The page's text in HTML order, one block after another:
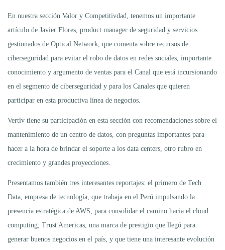
En nuestra sección Valor y Competitivdad, tenemos un importante
artículo de Javier Flores, product manager de seguridad y servicios
gestionados de Optical Network, que comenta sobre recursos de
ciberseguridad para evitar el robo de datos en redes sociales, importante
conocimiento y argumento de ventas para el Canal que está incursionando
en el segmento de ciberseguridad y para los Canales que quieren
participar en esta productiva línea de negocios.
Vertiv tiene su participación en esta sección con recomendaciones sobre el
mantenimiento de un centro de datos, con preguntas importantes para
hacer a la hora de brindar el soporte a los data centers, otro rubro en
crecimiento y grandes proyecciones.
Presentamos también tres interesantes reportajes: el primero de Tech
Data, empresa de tecnología, que trabaja en el Perú impulsando la
presencia estratégica de AWS, para consolidar el camino hacia el cloud
computing; Trust Americas, una marca de prestigio que llegó para
generar buenos negocios en el país, y que tiene una interesante evolución